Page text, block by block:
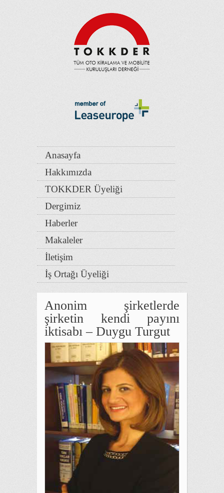
Anasayfa
Hakkımızda
TOKKDER Üyeliği
Dergimiz
Haberler
Makaleler
İletişim
İş Ortağı Üyeliği
Anonim şirketlerde
şirketin kendi payını
iktisabı – Duygu Turgut